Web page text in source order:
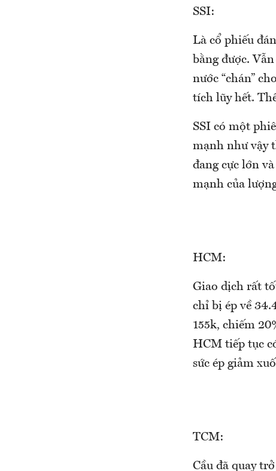
SSI:
Là cổ phiếu
bằng được.
nước “chán”
tích lũy hết.
SSI có một
mạnh như vậy
đang cực lớn
mạnh của
HCM:
Giao dịch rất
chỉ bị ép về
155k, chiếm
HCM tiếp tục
sức ép giảm
TCM:
Cầu đã quay